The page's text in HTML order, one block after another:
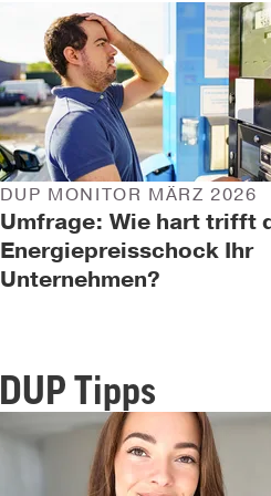
Umfrage: Wie hart trifft
Energiepreisschock Ihr
Unternehmen?
DUP MONITOR MÄRZ 2026
DUP Tipps